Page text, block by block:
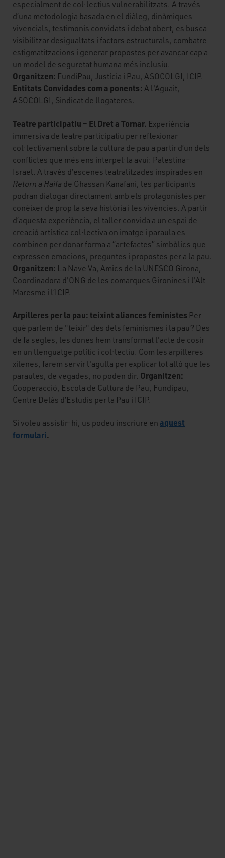
especialment de col·lectius vulnerabilitzats. A través
d’una metodologia basada en el diàleg, dinàmiques
vivencials, testimonis convidats i debat obert, es busca
visibilitzar desigualtats i factors estructurals, combatre
estigmatitzacions i generar propostes per avançar cap a
un model de seguretat humana més inclusiu.
Organitzen: FundiPau, Justícia i Pau, ASOCOLGI, ICIP.
Entitats Convidades com a ponents: A l'Aguait,
ASOCOLGI, Sindicat de llogateres.
Teatre participatiu – El Dret a Tornar. Experiència
immersiva de teatre participatiu per reflexionar
col·lectivament sobre la cultura de pau a partir d’un dels
conflictes que més ens interpel·la avui: Palestina–
Israel. A través d’escenes teatralitzades inspirades en
Retorn a Haifa de Ghassan Kanafani, les participants
podran dialogar directament amb els protagonistes per
conèixer de prop la seva història i les vivències. A partir
d’aquesta experiència, el taller convida a un espai de
creació artística col·lectiva on imatge i paraula es
combinen per donar forma a “artefactes” simbòlics que
expressen emocions, preguntes i propostes per a la pau.
Organitzen: La Nave Va, Amics de la UNESCO Girona,
Coordinadora d'ONG de les comarques Gironines i l'Alt
Maresme i l’ICIP.
Arpilleres per la pau: teixint aliances feministes Per
què parlem de "teixir" des dels feminismes i la pau? Des
de fa segles, les dones hem transformat l'acte de cosir
en un llenguatge polític i col·lectiu. Com les arpilleres
xilenes, farem servir l'agulla per explicar tot allò que les
paraules, de vegades, no poden dir. Organitzen:
Cooperacció, Escola de Cultura de Pau, Fundipau,
Centre Delàs d’Estudis per la Pau i ICIP.
Si voleu assistir-hi, us podeu inscriure en aquest
formulari.